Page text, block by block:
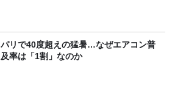
パリで40度超えの猛暑…なぜエアコン普
及率は「1割」なのか